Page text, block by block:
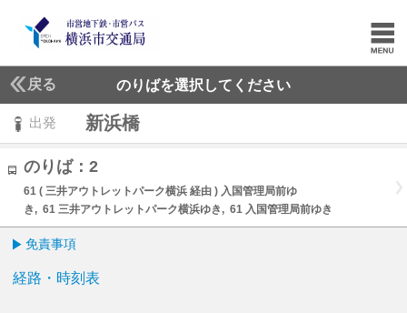
戻る のりばを選択してください
出発 新浜橋
のりば：2
61 ( 三井アウトレットパーク横浜 経由 ) 入国管理局前ゆ
き, 61 三井アウトレットパーク横浜ゆき, 61 入国管理局前ゆき
免責事項
経路・時刻表